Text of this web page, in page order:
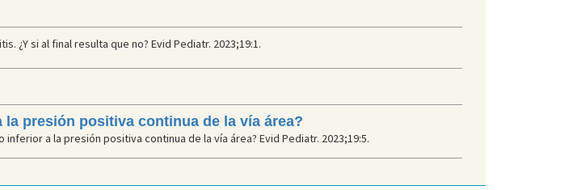
¿Y si al final resulta que no? Evid Pediatr. 2023;19:1.
presión positiva continua de la vía área?
a la presión positiva continua de la vía área? Evid Pediatr. 2023;19:5.